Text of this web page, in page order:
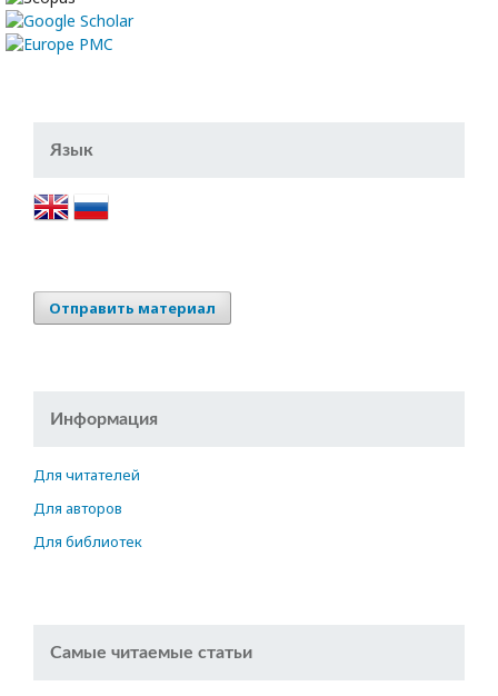
Язык
Отправить материал
Информация
Для читателей
Для авторов
Для библиотек
Самые читаемые статьи